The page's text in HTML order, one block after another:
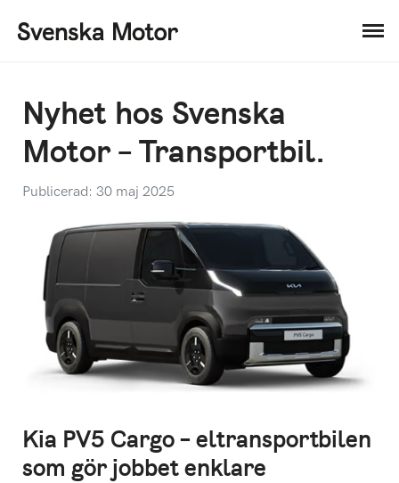
Nyhet hos Svenska
Motor – Transportbil.
Publicerad: 30 maj 2025
Kia PV5 Cargo – eltransportbilen
som gör jobbet enklare